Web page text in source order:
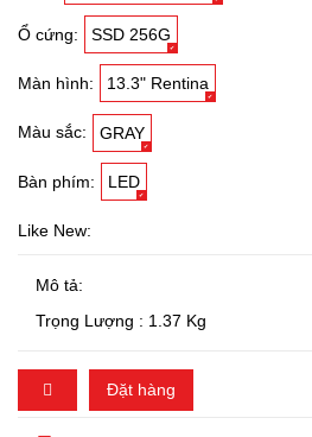
Ổ cứng: SSD 256G
Màn hình: 13.3" Rentina
Màu sắc: GRAY
Bàn phím: LED
Like New:
Mô tả:
Trọng Lượng : 1.37 Kg
Đặt hàng